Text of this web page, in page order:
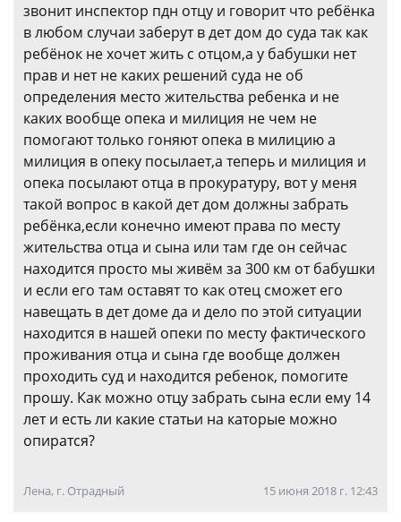
звонит инспектор пдн отцу и говорит что ребёнка
в любом случаи заберут в дет дом до суда так как
ребёнок не хочет жить с отцом,а у бабушки нет
прав и нет не каких решений суда не об
определения место жительства ребенка и не
каких вообще опека и милиция не чем не
помогают только гоняют опека в милицию а
милиция в опеку посылает,а теперь и милиция и
опека посылают отца в прокуратуру, вот у меня
такой вопрос в какой дет дом должны забрать
ребёнка,если конечно имеют права по месту
жительства отца и сына или там где он сейчас
находится просто мы живём за 300 км от бабушки
и если его там оставят то как отец сможет его
навещать в дет доме да и дело по этой ситуации
находится в нашей опеки по месту фактического
проживания отца и сына где вообще должен
проходить суд и находится ребенок, помогите
прошу. Как можно отцу забрать сына если ему 14
лет и есть ли какие статьи на каторые можно
опиратся?
Лена, г. Отрадный 15 июня 2018 г. 12:43